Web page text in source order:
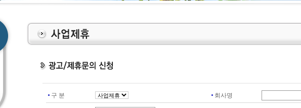
구 분 회사명